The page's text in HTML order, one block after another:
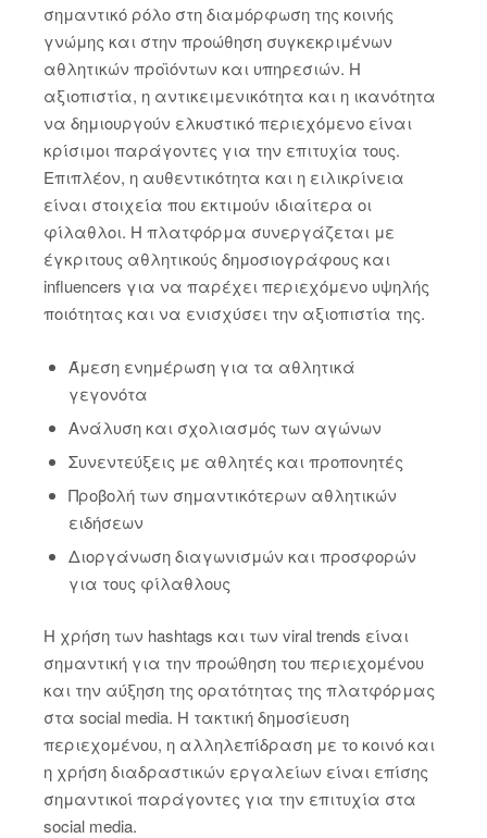
σημαντικό ρόλο στη διαμόρφωση της κοινής
γνώμης και στην προώθηση συγκεκριμένων
αθλητικών προϊόντων και υπηρεσιών. Η
αξιοπιστία, η αντικειμενικότητα και η ικανότητα
να δημιουργούν ελκυστικό περιεχόμενο είναι
κρίσιμοι παράγοντες για την επιτυχία τους.
Επιπλέον, η αυθεντικότητα και η ειλικρίνεια
είναι στοιχεία που εκτιμούν ιδιαίτερα οι
φίλαθλοι. Η πλατφόρμα συνεργάζεται με
έγκριτους αθλητικούς δημοσιογράφους και
influencers για να παρέχει περιεχόμενο υψηλής
ποιότητας και να ενισχύσει την αξιοπιστία της.
Άμεση ενημέρωση για τα αθλητικά
γεγονότα
Ανάλυση και σχολιασμός των αγώνων
Συνεντεύξεις με αθλητές και προπονητές
Προβολή των σημαντικότερων αθλητικών
ειδήσεων
Διοργάνωση διαγωνισμών και προσφορών
για τους φίλαθλους
Η χρήση των hashtags και των viral trends είναι
σημαντική για την προώθηση του περιεχομένου
και την αύξηση της ορατότητας της πλατφόρμας
στα social media. Η τακτική δημοσίευση
περιεχομένου, η αλληλεπίδραση με το κοινό και
η χρήση διαδραστικών εργαλείων είναι επίσης
σημαντικοί παράγοντες για την επιτυχία στα
social media.